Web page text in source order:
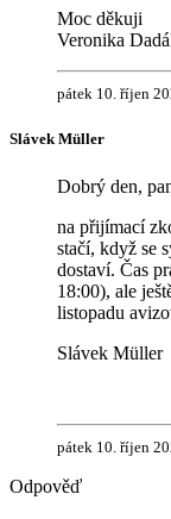
Moc děkuji
Veronika
pátek 10. říjen
Slávek Müller
Dobrý den,
na přijímací
stačí, když se
dostaví. Čas
18:00), ale
listopadu
Slávek Müller
pátek 10. říjen